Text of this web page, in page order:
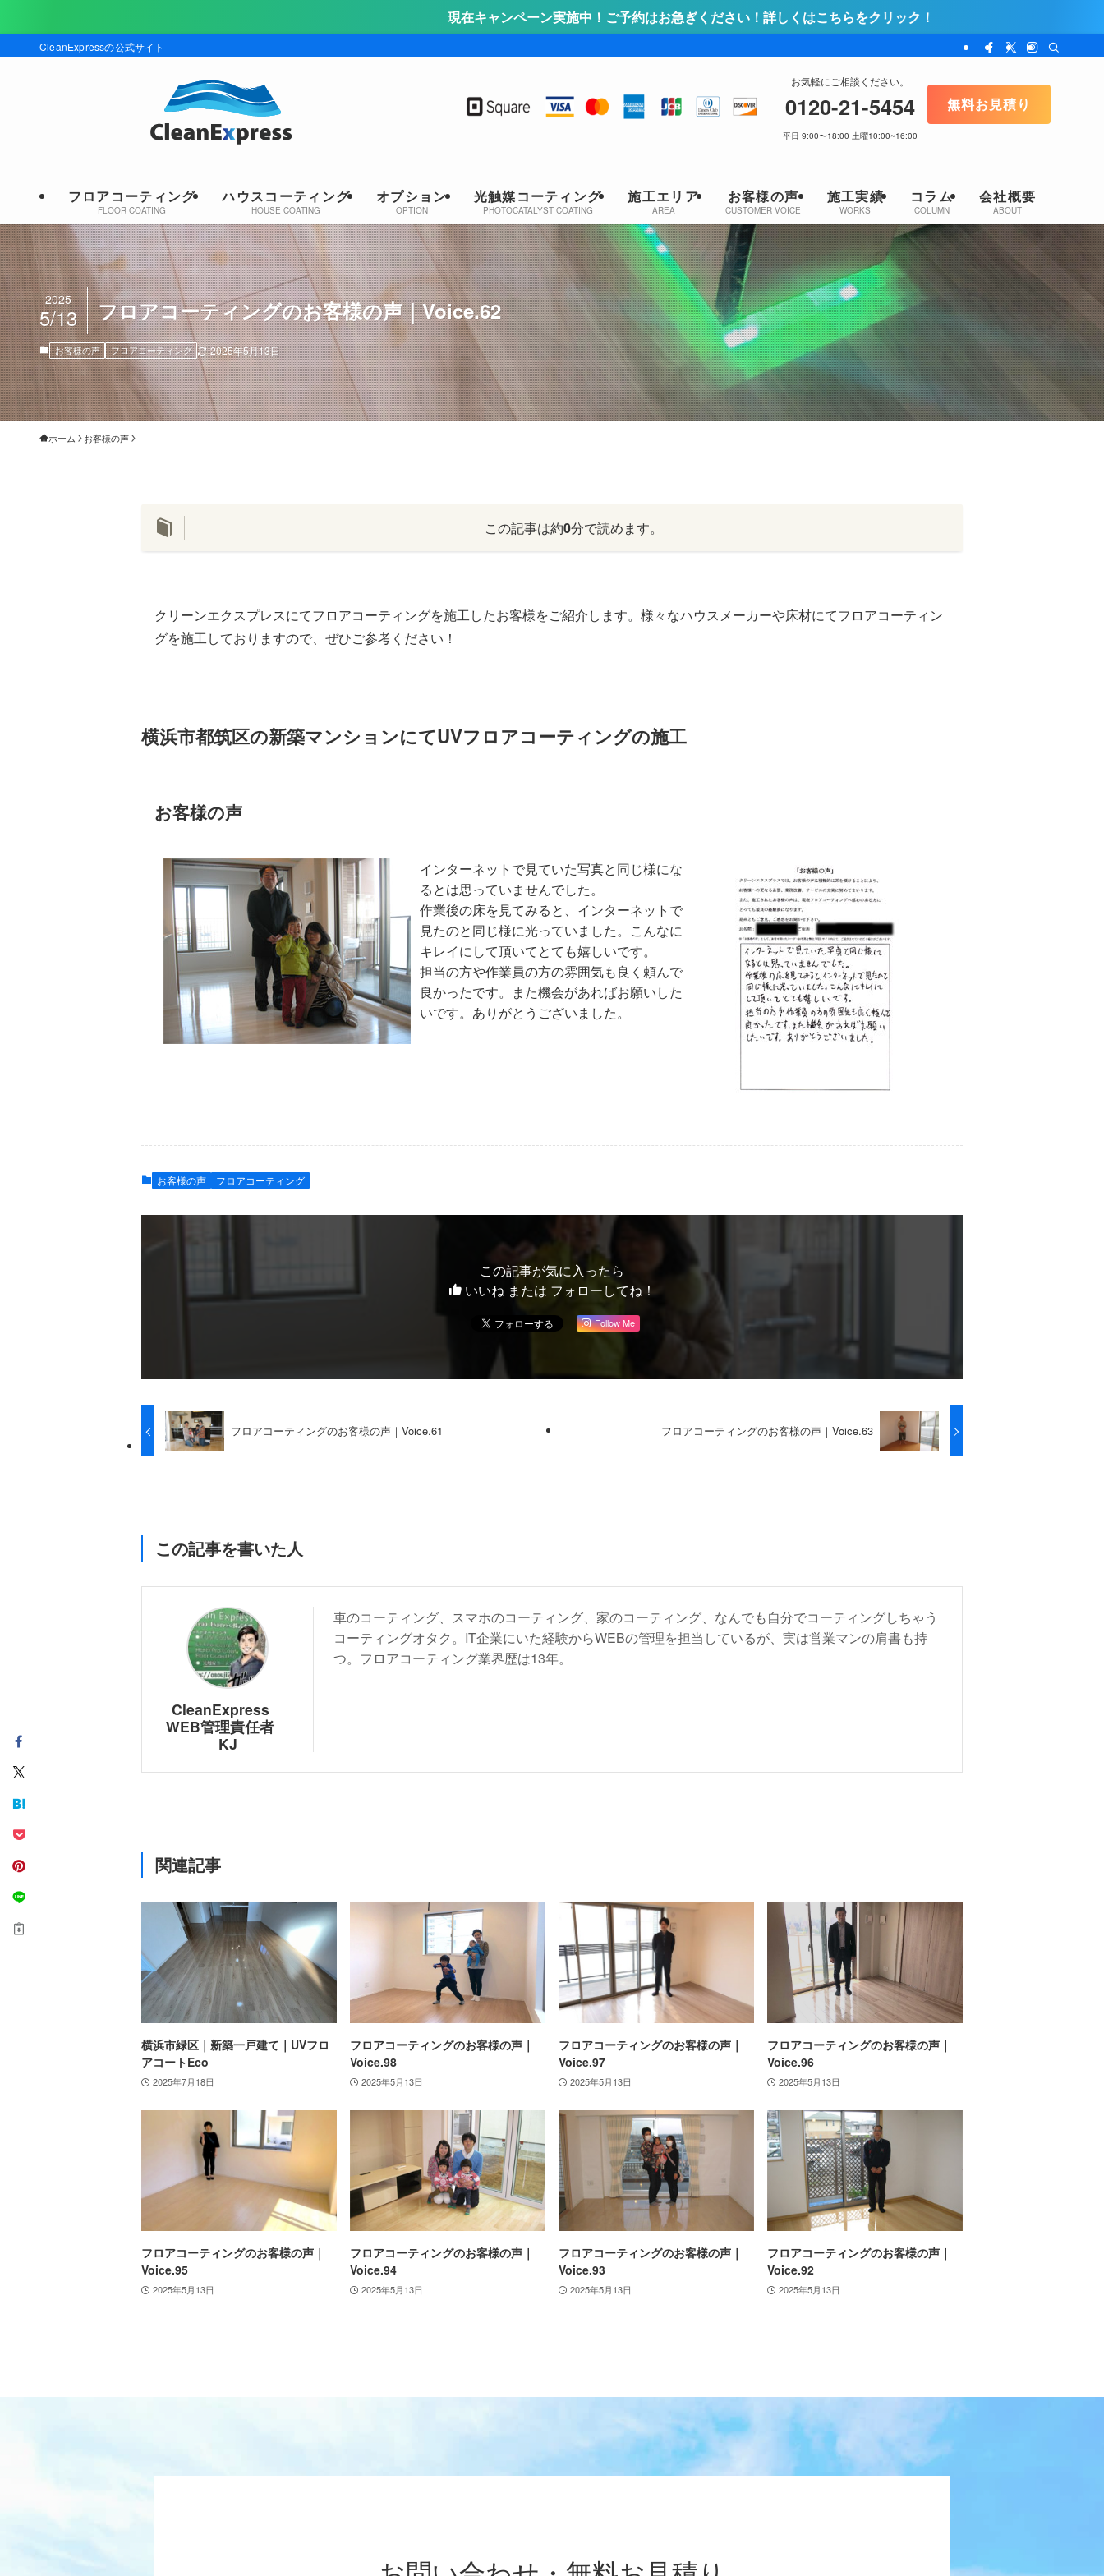
現在キャンペーン実施中！ご予約はお急ぎください！詳しくはこちらをクリック！
CleanExpressの公式サイト
フロアコーティング
FLOOR COATING
ハウスコーティング
HOUSE COATING
オプション
OPTION
光触媒コーティング
PHOTOCATALYST COATING
施工エリア
AREA
お客様の声
CUSTOMER VOICE
施工実績
WORKS
コラム
COLUMN
会社概要
ABOUT
お気軽にご相談ください。
0120-21-5454
平日 9:00〜18:00 土曜10:00~16:00
無料お見積り
フロアコーティングのお客様の声｜Voice.62
2025
5/13
お客様の声 フロアコーティング 2025年5月13日
ホーム お客様の声
この記事は約0分で読めます。
クリーンエクスプレスにてフロアコーティングを施工したお客様をご紹介します。様々なハウスメーカーや床材にてフロアコーティン
グを施工しておりますので、ぜひご参考ください！
横浜市都筑区の新築マンションにてUVフロアコーティングの施工
お客様の声
インターネットで見ていた写真と同じ様にな
るとは思っていませんでした。
作業後の床を見てみると、インターネットで
見たのと同じ様に光っていました。こんなに
キレイにして頂いてとても嬉しいです。
担当の方や作業員の方の雰囲気も良く頼んで
良かったです。また機会があればお願いした
いです。ありがとうございました。
お客様の声 フロアコーティング
この記事が気に入ったら
いいね または フォローしてね！
Follow Me
フロアコーティングのお客様の声｜Voice.61 フロアコーティングのお客様の声｜Voice.63
この記事を書いた人
CleanExpress
WEB管理責任者
KJ
車のコーティング、スマホのコーティング、家のコーティング、なんでも自分でコーティングしちゃう
コーティングオタク。IT企業にいた経験からWEBの管理を担当しているが、実は営業マンの肩書も持
つ。フロアコーティング業界歴は13年。
関連記事
横浜市緑区｜新築一戸建て｜UVフロ
アコートEco
2025年7月18日
フロアコーティングのお客様の声｜
Voice.98
2025年5月13日
フロアコーティングのお客様の声｜
Voice.97
2025年5月13日
フロアコーティングのお客様の声｜
Voice.96
2025年5月13日
フロアコーティングのお客様の声｜
Voice.95
2025年5月13日
フロアコーティングのお客様の声｜
Voice.94
2025年5月13日
フロアコーティングのお客様の声｜
Voice.93
2025年5月13日
フロアコーティングのお客様の声｜
Voice.92
2025年5月13日